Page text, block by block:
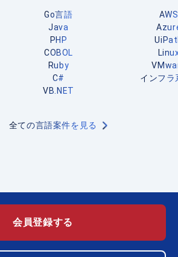
Go言語
Java
PHP
COBOL
Ruby
C#
VB.NET
全ての言語案件を見る
AWS
インフラ
会員登録する